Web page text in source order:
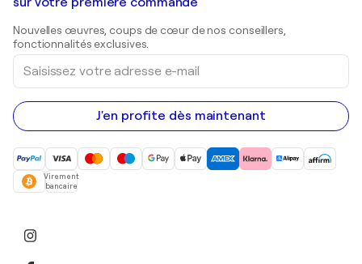
Estampes
Peintures acryliques
Nouvelles œuvres, coups de cœur de nos conseillers,
fonctionnalités exclusives.
Saisissez
votre
adresse
e-
mail
J'en profite dès maintenant
Virement
bancaire